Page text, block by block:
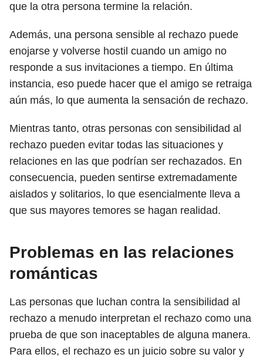
que la otra persona termine la relación.
Además, una persona sensible al rechazo puede
enojarse y volverse hostil cuando un amigo no
responde a sus invitaciones a tiempo. En última
instancia, eso puede hacer que el amigo se retraiga
aún más, lo que aumenta la sensación de rechazo.
Mientras tanto, otras personas con sensibilidad al
rechazo pueden evitar todas las situaciones y
relaciones en las que podrían ser rechazados. En
consecuencia, pueden sentirse extremadamente
aislados y solitarios, lo que esencialmente lleva a
que sus mayores temores se hagan realidad.
Problemas en las relaciones
románticas
Las personas que luchan contra la sensibilidad al
rechazo a menudo interpretan el rechazo como una
prueba de que son inaceptables de alguna manera.
Para ellos, el rechazo es un juicio sobre su valor y